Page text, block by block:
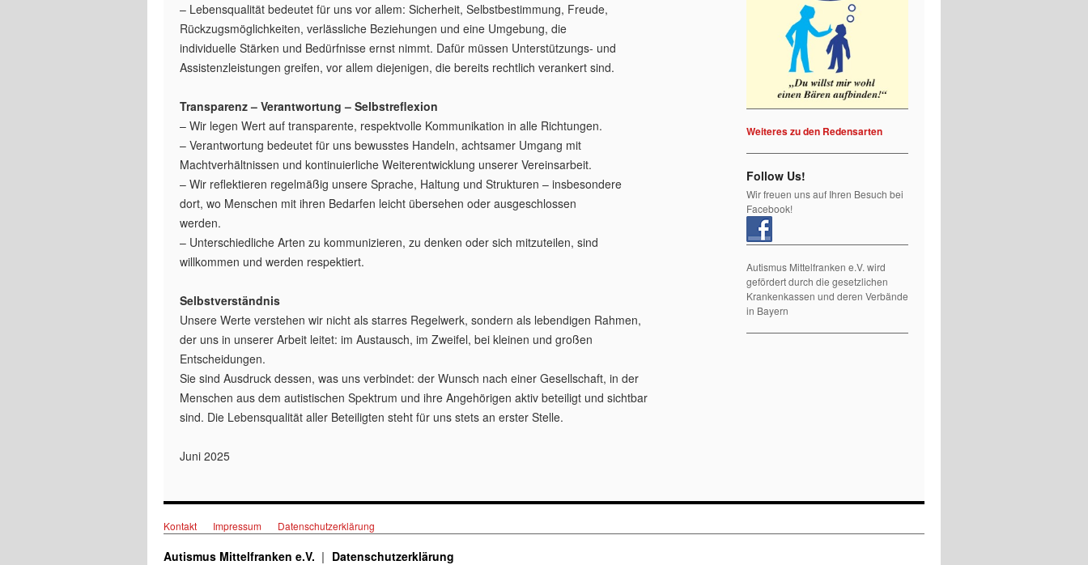
– Lebensqualität bedeutet für uns vor allem: Sicherheit, Selbstbestimmung, Freude,
Rückzugsmöglichkeiten, verlässliche Beziehungen und eine Umgebung, die
individuelle Stärken und Bedürfnisse ernst nimmt. Dafür müssen Unterstützungs- und
Assistenzleistungen greifen, vor allem diejenigen, die bereits rechtlich verankert sind.
Transparenz – Verantwortung – Selbstreflexion
– Wir legen Wert auf transparente, respektvolle Kommunikation in alle Richtungen.
– Verantwortung bedeutet für uns bewusstes Handeln, achtsamer Umgang mit
Machtverhältnissen und kontinuierliche Weiterentwicklung unserer Vereinsarbeit.
– Wir reflektieren regelmäßig unsere Sprache, Haltung und Strukturen – insbesondere
dort, wo Menschen mit ihren Bedarfen leicht übersehen oder ausgeschlossen
werden.
– Unterschiedliche Arten zu kommunizieren, zu denken oder sich mitzuteilen, sind
willkommen und werden respektiert.
Selbstverständnis
Unsere Werte verstehen wir nicht als starres Regelwerk, sondern als lebendigen Rahmen,
der uns in unserer Arbeit leitet: im Austausch, im Zweifel, bei kleinen und großen
Entscheidungen.
Sie sind Ausdruck dessen, was uns verbindet: der Wunsch nach einer Gesellschaft, in der
Menschen aus dem autistischen Spektrum und ihre Angehörigen aktiv beteiligt und sichtbar
sind. Die Lebensqualität aller Beteiligten steht für uns stets an erster Stelle.
Juni 2025
Weiteres zu den Redensarten
Follow Us!
Wir freuen uns auf Ihren Besuch bei
Facebook!
Autismus Mittelfranken e.V. wird
gefördert durch die gesetzlichen
Krankenkassen und deren Verbände
in Bayern
Kontakt Impressum Datenschutzerklärung
Autismus Mittelfranken e.V. Datenschutzerklärung